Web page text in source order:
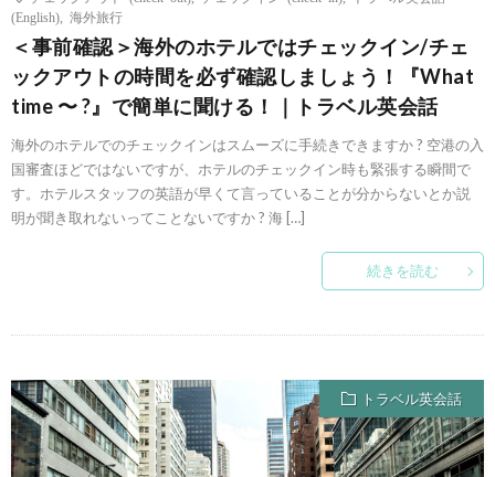
(English)
海外旅行
＜事前確認＞海外のホテルではチェックイン/チェ
ックアウトの時間を必ず確認しましょう！『What
time 〜 ?』で簡単に聞ける！｜トラベル英会話
海外のホテルでのチェックインはスムーズに手続きできますか ? 空港の入
国審査ほどではないですが、ホテルのチェックイン時も緊張する瞬間で
す。ホテルスタッフの英語が早くて言っていることが分からないとか説
明が聞き取れないってことないですか ? 海 […]
続きを読む
トラベル英会話